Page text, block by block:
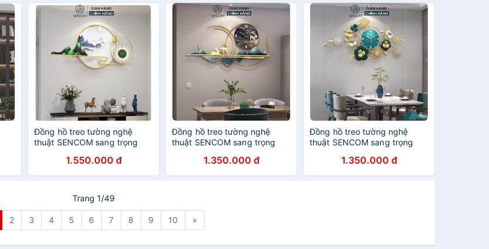
Đồng hồ treo tường nghệ
thuật SENCOM sang trọng
1.550.000 đ
Đồng hồ treo tường nghệ
thuật SENCOM sang trọng
1.350.000 đ
Đồng hồ treo tường nghệ
thuật SENCOM sang trọng
1.350.000 đ
Trang 1/49
2 3 4 5 6 7 8 9 10 »